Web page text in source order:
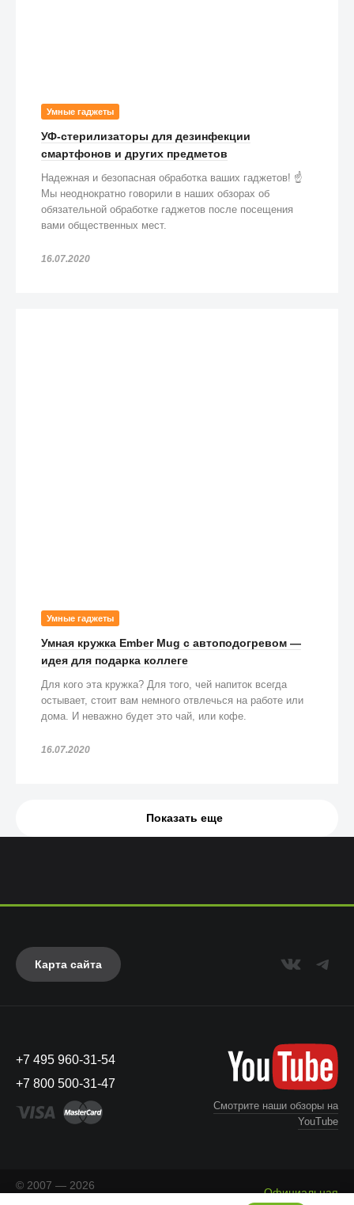
Умные гаджеты
УФ-стерилизаторы для дезинфекции
смартфонов и других предметов
Надежная и безопасная обработка ваших гаджетов! ☝️
Мы неоднократно говорили в наших обзорах об
обязательной обработке гаджетов после посещения
вами общественных мест.
16.07.2020
Умные гаджеты
Умная кружка Ember Mug с автоподогревом —
идея для подарка коллеге
Для кого эта кружка? Для того, чей напиток всегда
остывает, стоит вам немного отвлечься на работе или
дома. И неважно будет это чай, или кофе.
16.07.2020
Показать еще
Карта сайта
+7 495 960-31-54
+7 800 500-31-47
Смотрите наши обзоры на
YouTube
© 2007 — 2026
Официальная